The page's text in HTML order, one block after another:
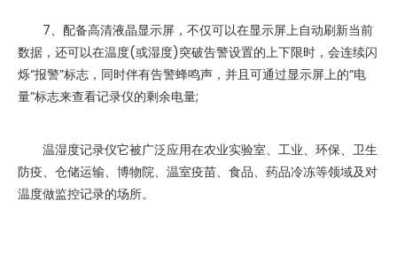
7、配备高清液晶显示屏，不仅可以在显示屏上自动刷新当前
数据，还可以在温度(或湿度)突破告警设置的上下限时，会连续闪
烁“报警”标志，同时伴有告警蜂鸣声，并且可通过显示屏上的“电
量”标志来查看记录仪的剩余电量;
温湿度记录仪它被广泛应用在农业实验室、工业、环保、卫生
防疫、仓储运输、博物院、温室疫苗、食品、药品冷冻等领域及对
温度做监控记录的场所。